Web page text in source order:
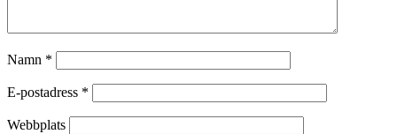
Namn *
E-postadress *
Webbplats